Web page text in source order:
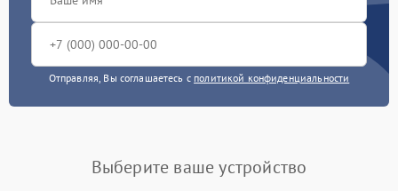
Ремонт/замена датчика
температуры
650 рублей
Отправляя, Вы соглашаетесь с политикой конфиденциальности
Выберите ваше устройство